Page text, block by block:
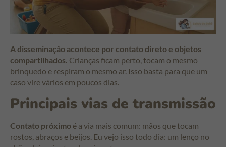
A disseminação acontece por contato direto e objetos
compartilhados. Crianças ficam perto, tocam o mesmo
brinquedo e respiram o mesmo ar. Isso basta para que um
caso vire vários em poucos dias.
Principais vias de transmissão
Contato próximo é a via mais comum: mãos que tocam
rostos, abraços e beijos. Eu vejo isso todo dia: um lenço no